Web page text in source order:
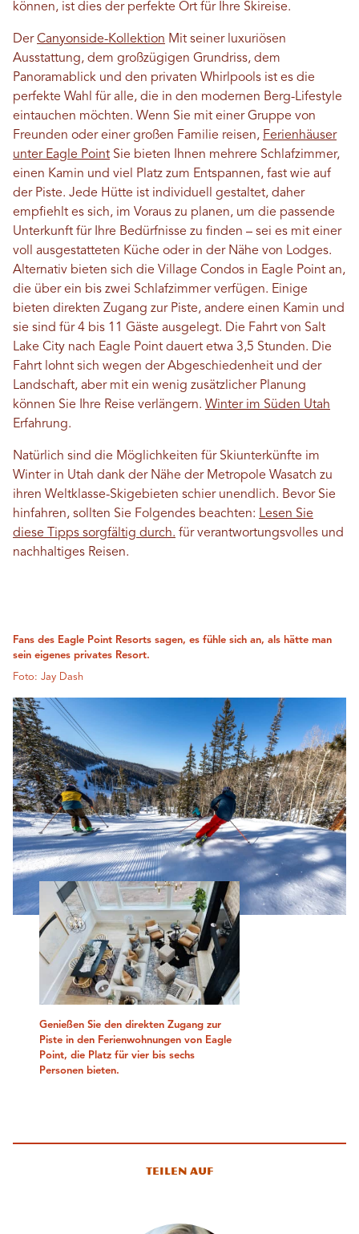
können, ist dies der perfekte Ort für Ihre Skireise.
DerCanyonside-Kollektion Mit seiner luxuriösen
Ausstattung, dem großzügigen Grundriss, dem
Panoramablick und den privaten Whirlpools ist es die
perfekte Wahl für alle, die in den modernen Berg-Lifestyle
eintauchen möchten. Wenn Sie mit einer Gruppe von
Freunden oder einer großen Familie reisen, Ferienhäuser
unter Eagle Point Sie bieten Ihnen mehrere Schlafzimmer,
einen Kamin und viel Platz zum Entspannen, fast wie auf
der Piste. Jede Hütte ist individuell gestaltet, daher
empfiehlt es sich, im Voraus zu planen, um die passende
Unterkunft für Ihre Bedürfnisse zu finden – sei es mit einer
voll ausgestatteten Küche oder in der Nähe von Lodges.
Alternativ bieten sich die Village Condos in Eagle Point an,
die über ein bis zwei Schlafzimmer verfügen. Einige
bieten direkten Zugang zur Piste, andere einen Kamin und
sie sind für 4 bis 11 Gäste ausgelegt. Die Fahrt von Salt
Lake City nach Eagle Point dauert etwa 3,5 Stunden. Die
Fahrt lohnt sich wegen der Abgeschiedenheit und der
Landschaft, aber mit ein wenig zusätzlicher Planung
können Sie Ihre Reise verlängern. Winter im Süden Utah
Erfahrung.
Natürlich sind die Möglichkeiten für Skiunterkünfte im
Winter in Utah dank der Nähe der Metropole Wasatch zu
ihren Weltklasse-Skigebieten schier unendlich. Bevor Sie
hinfahren, sollten Sie Folgendes beachten: Lesen Sie
diese Tipps sorgfältig durch. für verantwortungsvolles und
nachhaltiges Reisen.
Genießen Sie den direkten Zugang zur
Piste in den Ferienwohnungen von Eagle
Point, die Platz für vier bis sechs
Personen bieten.
Fans des Eagle Point Resorts sagen, es fühle sich an, als hätte man
sein eigenes privates Resort.
Foto: Jay Dash
Teilen auf